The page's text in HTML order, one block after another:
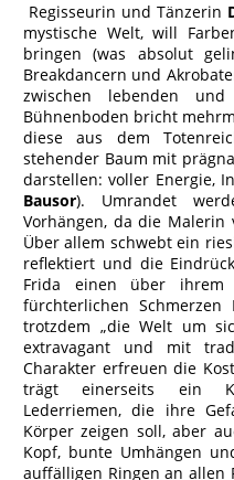
Regisseurin und Tänzerin
mystische Welt, will
bringen (was absolut
Breakdancern und
zwischen lebenden
Bühnenboden bricht
diese aus dem
stehender Baum mit
darstellen: voller Energie,
Bausor). Umrandet
Vorhängen, da die Malerin
Über allem schwebt ein
reflektiert und die
Frida einen über
fürchterlichen
trotzdem „die Welt um
extravagant und mit
Charakter erfreuen die
trägt einerseits ein
Lederriemen, die ihre
Körper zeigen soll, aber
Kopf, bunte Umhängen
auffälligen Ringen an allen